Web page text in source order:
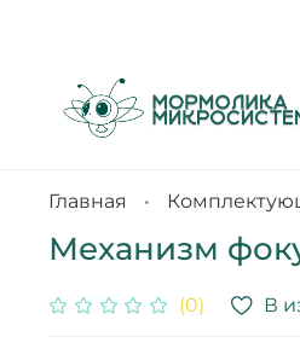
Главная
Механизм
(0) В